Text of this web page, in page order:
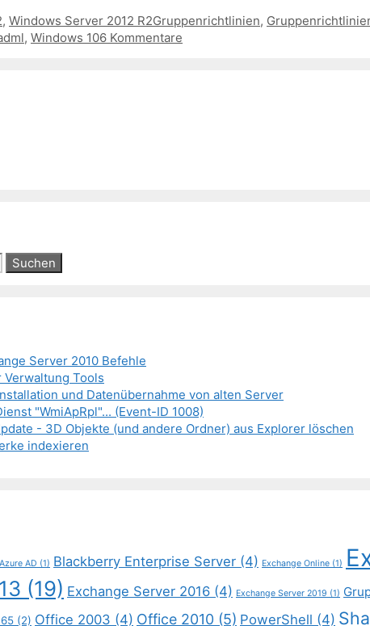
, Windows Server 2012 R2Schlagwörter
Gruppenrichtlinien,
, Windows 106 Kommentare
Server 2010 Befehle
Verwaltung Tools
und Datenübernahme von alten Server
"WmiApRpl"... (Event-ID 1008)
- 3D Objekte (und andere Ordner) aus Explorer löschen
indexieren
Azure AD (1) Blackberry Enterprise Server (4) Exchange Online (1)
(19) Exchange Server 2016 (4) Exchange Server 2019 (1)
(2) Office 2003 (4) Office 2010 (5) PowerShell (4)